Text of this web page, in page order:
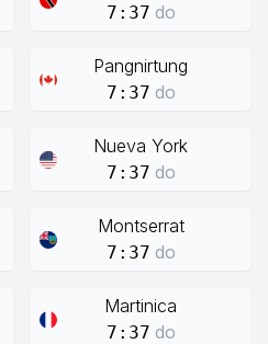
7:37 do
Pangnirtung
7:37 do
Nueva York
7:37 do
Montserrat
7:37 do
Martinica
7:37 do